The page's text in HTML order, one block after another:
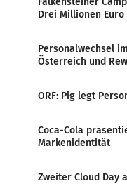
Drei Millionen
Personalwechsel
Österreich und
ORF: Pig legt
Coca-Cola
Markenidentität
Zweiter Cloud Day